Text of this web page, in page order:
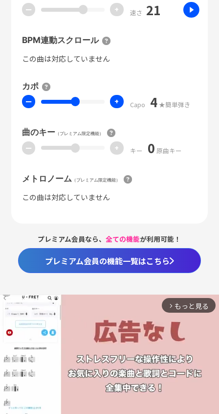
ー + 速さ 21
BPM連動スクロール
この曲は対応していません
カポ
ー + Capo 4 ★簡単弾き
曲のキー（プレミアム限定機能）
ー + キー 0 原曲キー
メトロノーム （プレミアム限定機能）
この曲は対応していません
プレミアム会員なら、全ての機能が利用可能！
プレミアム会員の機能一覧はこちら
arrow_forward_ios もっと見る